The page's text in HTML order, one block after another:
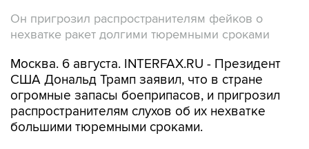
Он пригрозил распространителям фейков о
нехватке ракет долгими тюремными сроками
Москва. 6 августа. INTERFAX.RU - Президент
США Дональд Трамп заявил, что в стране
огромные запасы боеприпасов, и пригрозил
распространителям слухов об их нехватке
большими тюремными сроками.